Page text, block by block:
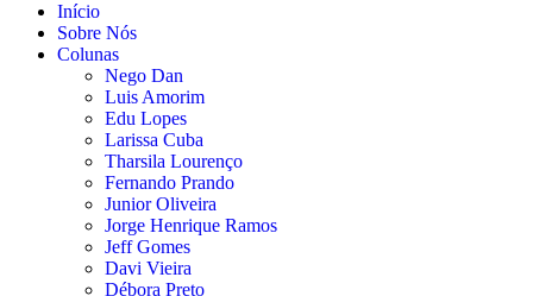
Início
Sobre Nós
Colunas
Nego Dan
Luis Amorim
Edu Lopes
Larissa Cuba
Tharsila Lourenço
Fernando Prando
Junior Oliveira
Jorge Henrique Ramos
Jeff Gomes
Davi Vieira
Débora Preto